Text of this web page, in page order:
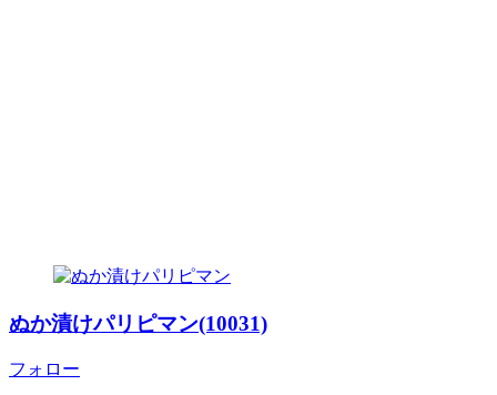
ぬか漬けパリピマン(10031)
フォロー